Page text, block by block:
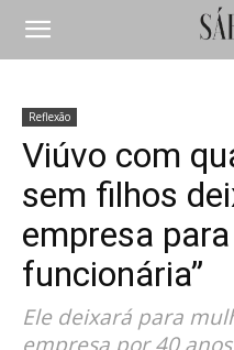
Reflexão
Viúvo com
sem filhos
empresa
funcionária”
Ele deixará para